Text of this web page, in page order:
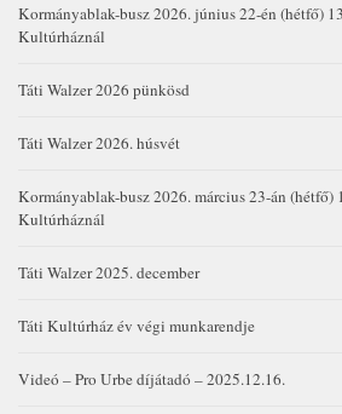
Kormányablak-busz 2026. június 22-én (hétfő)
Kultúrháznál
Táti Walzer 2026 pünkösd
Táti Walzer 2026. húsvét
Kormányablak-busz 2026. március 23-án (hétfő)
Kultúrháznál
Táti Walzer 2025. december
Táti Kultúrház év végi munkarendje
Videó – Pro Urbe díjátadó – 2025.12.16.